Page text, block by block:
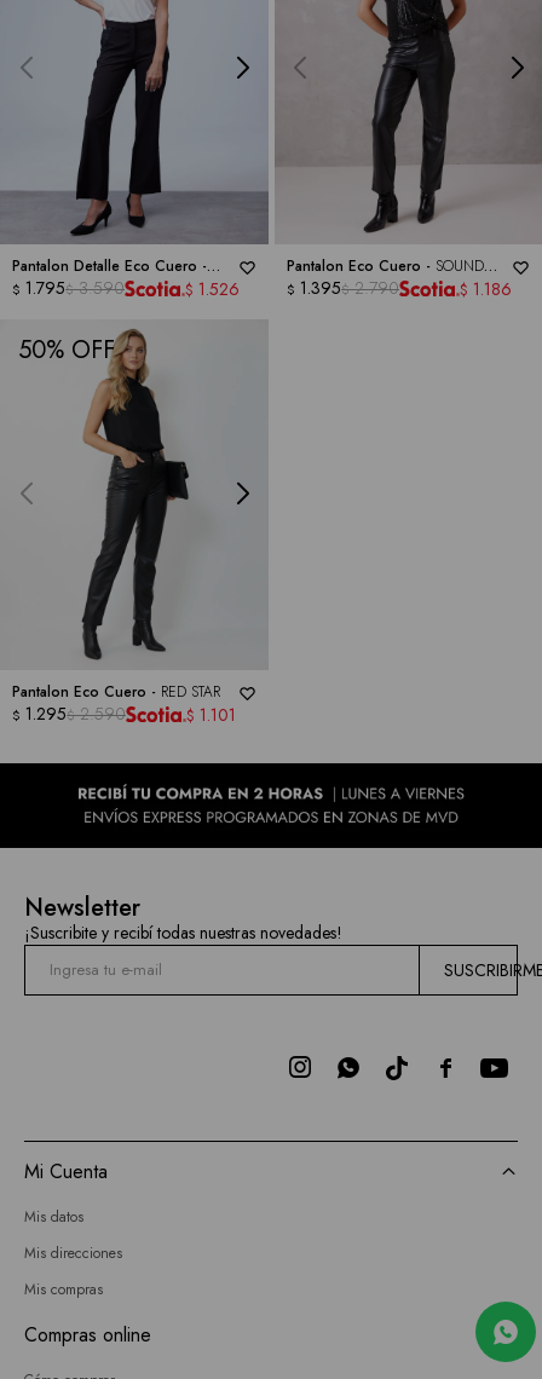
Pantalon Detalle Eco Cuero -
NANETTE
$ 1.795$ 3.590 $ 1.526
Pantalon Eco Cuero - SOUND
STYLE
$ 1.395$ 2.790 $ 1.186
50
Pantalon Eco Cuero - RED STAR
$ 1.295$ 2.590 $ 1.101
Newsletter
¡Suscribite y recibí todas nuestras novedades!

 
Mi Cuenta
Mis datos
Mis direcciones
Mis compras
Compras online